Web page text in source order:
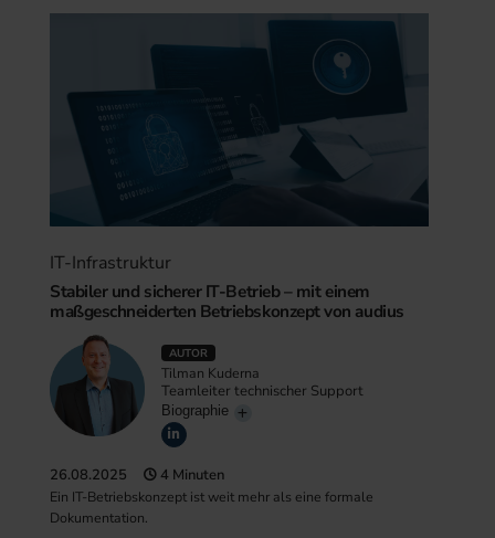
IT-Infrastruktur
Stabiler und sicherer IT-Betrieb – mit einem
maßgeschneiderten Betriebskonzept von audius
AUTOR
Tilman Kuderna
Teamleiter technischer Support
Biographie
26.08.2025 4 Minuten
Ein IT-Betriebskonzept ist weit mehr als eine formale
Dokumentation.